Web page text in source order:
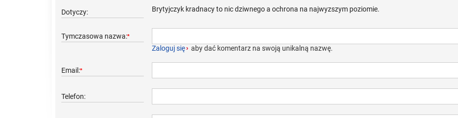
Dotyczy: Brytyjczyk kradnacy to nic dziwnego a ochrona na najwyzszym poziomie.
Tymczasowa nazwa:*
Zaloguj się› aby dać komentarz na swoją unikalną nazwę.
Email:*
Telefon: